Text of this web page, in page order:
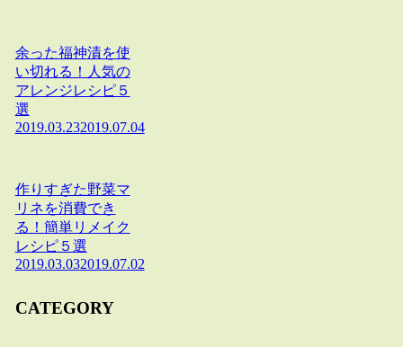
余った福神漬を使
い切れる！人気の
アレンジレシピ５
選
2019.03.232019.07.04
作りすぎた野菜マ
リネを消費でき
る！簡単リメイク
レシピ５選
2019.03.032019.07.02
CATEGORY